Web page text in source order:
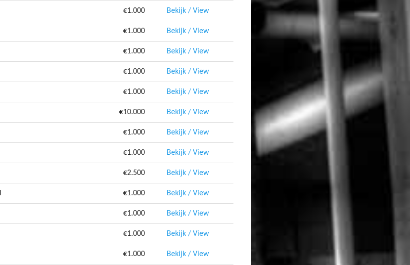
€1.000 Bekijk / View
€1.000 Bekijk / View
€1.000 Bekijk / View
€1.000 Bekijk / View
€1.000 Bekijk / View
€10.000 Bekijk / View
€1.000 Bekijk / View
€1.000 Bekijk / View
€2.500 Bekijk / View
€1.000 Bekijk / View
€1.000 Bekijk / View
€1.000 Bekijk / View
€1.000 Bekijk / View